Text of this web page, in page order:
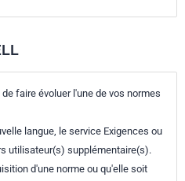
faire évoluer l'une de vos normes
langue, le service Exigences ou
utilisateur(s) supplémentaire(s).
d'une norme ou qu'elle soit